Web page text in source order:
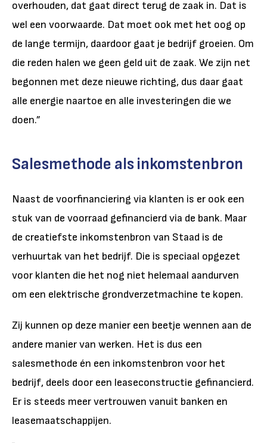
overhouden, dat gaat direct terug de zaak in. Dat is
wel een voorwaarde. Dat moet ook met het oog op
de lange termijn, daardoor gaat je bedrijf groeien. Om
die reden halen we geen geld uit de zaak. We zijn net
begonnen met deze nieuwe richting, dus daar gaat
alle energie naartoe en alle investeringen die we
doen.”
Salesmethode als inkomstenbron
Naast de voorfinanciering via klanten is er ook een
stuk van de voorraad gefinancierd via de bank. Maar
de creatiefste inkomstenbron van Staad is de
verhuurtak van het bedrijf. Die is speciaal opgezet
voor klanten die het nog niet helemaal aandurven
om een elektrische grondverzetmachine te kopen.
Zij kunnen op deze manier een beetje wennen aan de
andere manier van werken. Het is dus een
salesmethode én een inkomstenbron voor het
bedrijf, deels door een leaseconstructie gefinancierd.
Er is steeds meer vertrouwen vanuit banken en
leasemaatschappijen.